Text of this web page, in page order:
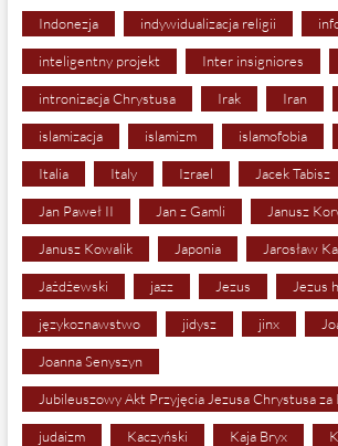
Indonezja indywidualizacja religii
inteligentny projekt Inter insigniores
intronizacja Chrystusa Irak Iran
islamizacja islamizm islamofobia
Italia Italy Izrael Jacek Tabisz
Jan Paweł II Jan z Gamli Janusz
Janusz Kowalik Japonia Jarosław
Jażdżewski jazz Jezus Jezus
językoznawstwo jidysz jinx
Joanna Senyszyn
Jubileuszowy Akt Przyjęcia Jezusa Chrystusa za
judaizm Kaczyński Kaja Bryx